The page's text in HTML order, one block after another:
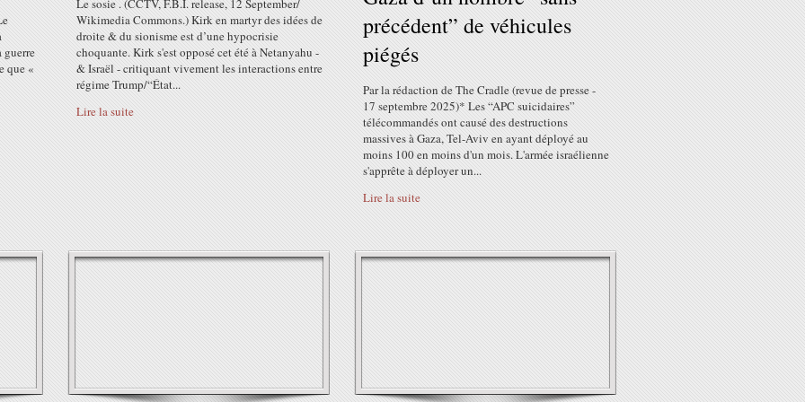
guerre
que «
Le sosie . (CCTV, F.B.I. release, 12 September/
Wikimedia Commons.) Kirk en martyr des idées de
droite & du sionisme est d’une hypocrisie
choquante. Kirk s'est opposé cet été à Netanyahu -
& Israël - critiquant vivement les interactions entre
régime Trump/“État...
Lire la suite
précédent” de véhicules
piégés
Par la rédaction de The Cradle (revue de presse -
17 septembre 2025)* Les “APC suicidaires”
télécommandés ont causé des destructions
massives à Gaza, Tel-Aviv en ayant déployé au
moins 100 en moins d'un mois. L'armée israélienne
s'apprête à déployer un...
Lire la suite